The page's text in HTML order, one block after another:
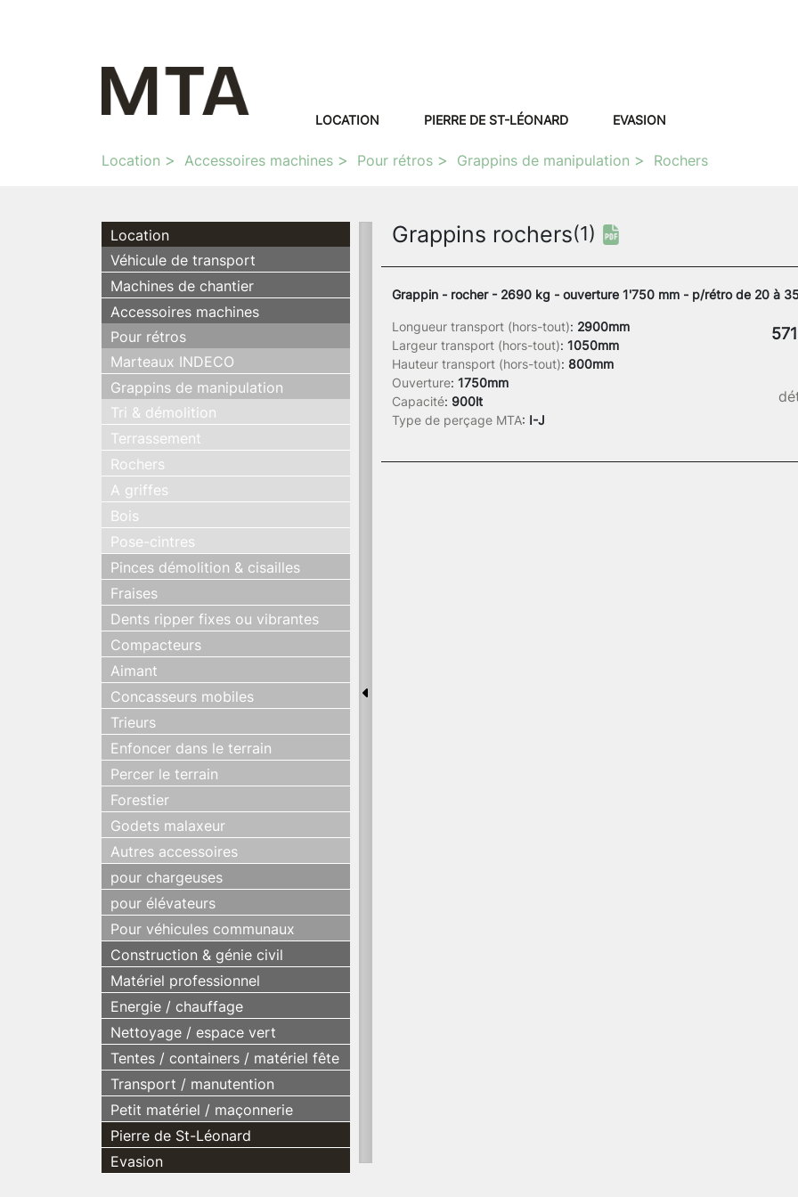
LOCATION PIERRE DE ST-LÉONARD EVASION
Location Accessoires machines Pour rétros Grappins de manipulation Rochers
Location
Véhicule de transport
Machines de chantier
Accessoires machines
Pour rétros
Marteaux INDECO
Grappins de manipulation
Tri & démolition
Terrassement
Rochers
A griffes
Bois
Pose-cintres
Pinces démolition & cisailles
Fraises
Dents ripper fixes ou vibrantes
Compacteurs
Aimant
Concasseurs mobiles
Trieurs
Enfoncer dans le terrain
Percer le terrain
Forestier
Godets malaxeur
Autres accessoires
pour chargeuses
pour élévateurs
Pour véhicules communaux
Construction & génie civil
Matériel professionnel
Energie / chauffage
Nettoyage / espace vert
Tentes / containers / matériel fête
Transport / manutention
Petit matériel / maçonnerie
Pierre de St-Léonard
Evasion
Grappins rochers(1)
Grappin - rocher - 2690 kg - ouverture 1'750 mm - p/rétro de 20 à
Longueur transport (hors-tout): 2900mm
Largeur transport (hors-tout): 1050mm
Hauteur transport (hors-tout): 800mm
Ouverture: 1750mm
Capacité: 900lt
Type de perçage MTA: I-J